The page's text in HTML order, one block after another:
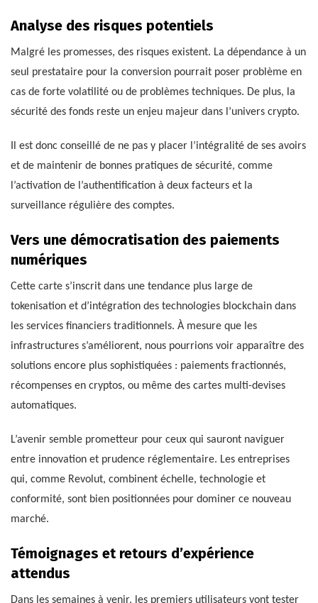
Analyse des risques potentiels
Malgré les promesses, des risques existent. La dépendance à un
seul prestataire pour la conversion pourrait poser problème en
cas de forte volatilité ou de problèmes techniques. De plus, la
sécurité des fonds reste un enjeu majeur dans l’univers crypto.
Il est donc conseillé de ne pas y placer l’intégralité de ses avoirs
et de maintenir de bonnes pratiques de sécurité, comme
l’activation de l’authentification à deux facteurs et la
surveillance régulière des comptes.
Vers une démocratisation des paiements
numériques
Cette carte s’inscrit dans une tendance plus large de
tokenisation et d’intégration des technologies blockchain dans
les services financiers traditionnels. À mesure que les
infrastructures s’améliorent, nous pourrions voir apparaître des
solutions encore plus sophistiquées : paiements fractionnés,
récompenses en cryptos, ou même des cartes multi-devises
automatiques.
L’avenir semble prometteur pour ceux qui sauront naviguer
entre innovation et prudence réglementaire. Les entreprises
qui, comme Revolut, combinent échelle, technologie et
conformité, sont bien positionnées pour dominer ce nouveau
marché.
Témoignages et retours d’expérience
attendus
Dans les semaines à venir, les premiers utilisateurs vont tester